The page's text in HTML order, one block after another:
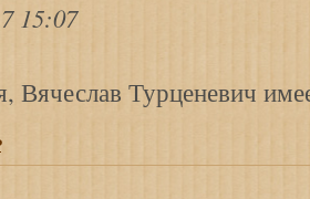
15:07
Вячеслав Турценевич